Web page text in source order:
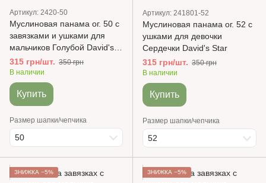
Артикул: 2420-50
Муслиновая панама ог. 50 с
завязками и ушками для
мальчиков Голубой David's
Star
315 грн/шт. 350 грн
В наличии
Купить
Размер шапки/чепчика
50
Артикул: 241801-52
Муслиновая панама ог. 52 с
ушками для девочки
Сердечки David's Star
315 грн/шт. 350 грн
В наличии
Купить
Размер шапки/чепчика
52
ЗНИЖКА −5% ЗНИЖКА −5%